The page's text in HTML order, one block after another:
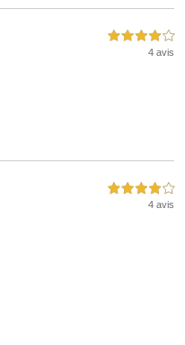
4,0 étoiles sur 5
4 avis
4,0 étoiles sur 5
4 avis